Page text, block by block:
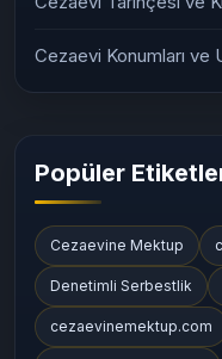
Cezaevi Konumları ve
Popüler
Cezaevine Mektup
Denetimli Serbestlik
cezaevinemektup.com